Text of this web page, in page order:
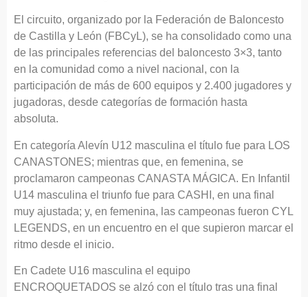
El circuito, organizado por la Federación de Baloncesto
de Castilla y León (FBCyL), se ha consolidado como una
de las principales referencias del baloncesto 3×3, tanto
en la comunidad como a nivel nacional, con la
participación de más de 600 equipos y 2.400 jugadores y
jugadoras, desde categorías de formación hasta
absoluta.
En categoría Alevín U12 masculina el título fue para LOS
CANASTONES; mientras que, en femenina, se
proclamaron campeonas CANASTA MÁGICA. En Infantil
U14 masculina el triunfo fue para CASHI, en una final
muy ajustada; y, en femenina, las campeonas fueron CYL
LEGENDS, en un encuentro en el que supieron marcar el
ritmo desde el inicio.
En Cadete U16 masculina el equipo
ENCROQUETADOS se alzó con el título tras una final